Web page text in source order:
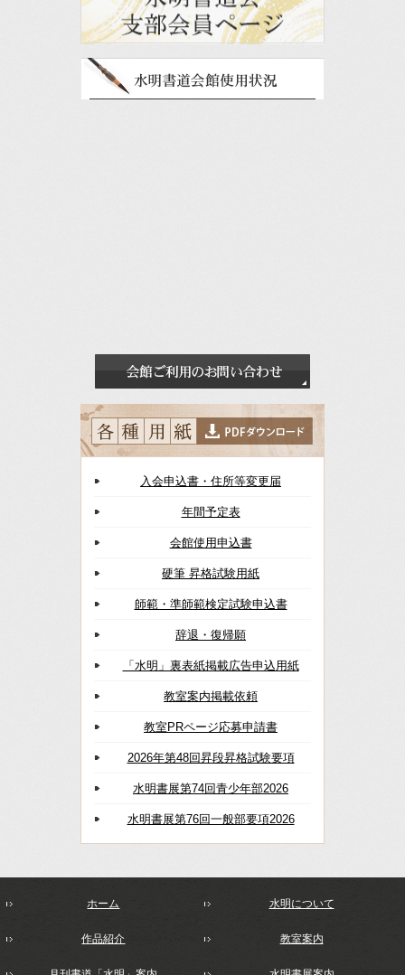
入会申込書・住所等変更届
年間予定表
会館使用申込書
硬筆 昇格試験用紙
師範・準師範検定試験申込書
辞退・復帰願
「水明」裏表紙掲載広告申込用紙
教室案内掲載依頼
教室PRページ応募申請書
2026年第48回昇段昇格試験要項
水明書展第74回青少年部2026
水明書展第76回一般部要項2026
ホーム 水明について
作品紹介 教室案内